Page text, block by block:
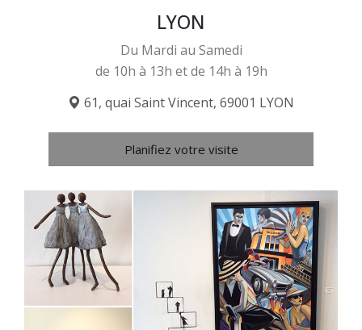
LYON
Du Mardi au Samedi
de 10h à 13h et de 14h à 19h
61, quai Saint Vincent, 69001 LYON
Planifiez votre visite